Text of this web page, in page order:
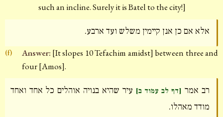
such an incline. Surely it is Batel to the city!]
אלא אם כן אנן קיימין משלש ועד ארבע.
(f) Answer: [It slopes 10 Tefachim amidst] between three and
four [Amos].
רב אמר [דף לב עמוד ב] עיר שהיא בנויה אוהלים כל אחד ואחד
מודד מאהלו.